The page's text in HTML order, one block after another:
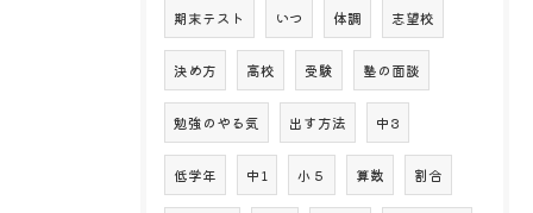
期末テスト いつ 体調 志望校
決め方 高校 受験 塾の面談
勉強のやる気 出す方法 中3
低学年 中1 小５ 算数 割合